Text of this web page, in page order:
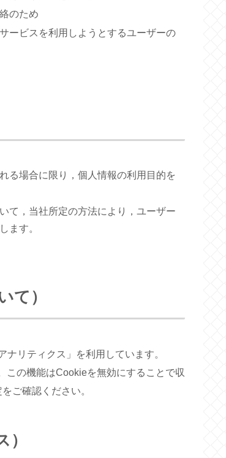
のため
ービスを利用しようとするユーザーの
る場合に限り，個人情報の利用目的を
て，当社所定の方法により，ユーザー
ます。
て）
リティクス」を利用しています。
この機能はCookieを無効にすることで収
ご確認ください。